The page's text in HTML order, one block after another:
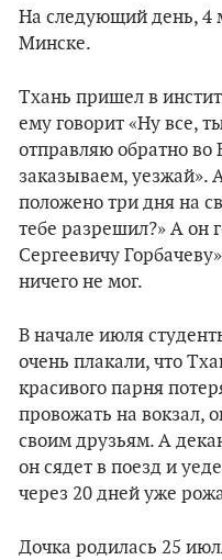
На следующий день, 4
Минске.
Тхань пришел в
ему говорит «Ну все,
отправляю обратно во
заказываем, уезжай».
положено три дня на
тебе разрешил?» А он
Сергеевичу
ничего не мог.
В начале июля
очень плакали, что
красивого парня
провожать на вокзал,
своим друзьям. А
он сядет в поезд и
через 20 дней уже
Дочка родилась 25